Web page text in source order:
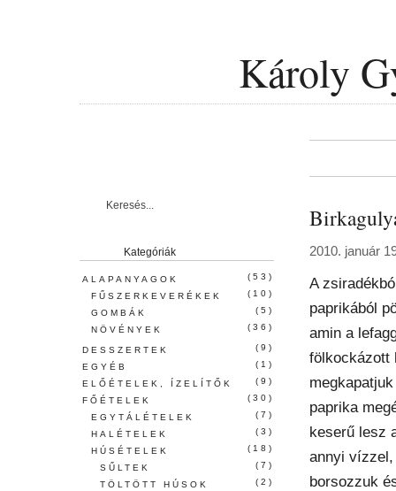
Károly
2010. január
A
paprikából
amin a
fölkockázott
paprika
keserű lesz
annyi
borsozzuk
Kategóriák
ALAPANYAGOK
(53)
FŰSZERKEVERÉKEK
(10)
GOMBÁK
(5)
NÖVÉNYEK
(36)
DESSZERTEK
(9)
EGYÉB
(1)
ELŐÉTELEK, ÍZELÍTŐK
(9)
FŐÉTELEK
(30)
EGYTÁLÉTELEK
(7)
HALÉTELEK
(3)
HÚSÉTELEK
(18)
SŰLTEK
(7)
TÖLTÖTT HÚSOK
(2)